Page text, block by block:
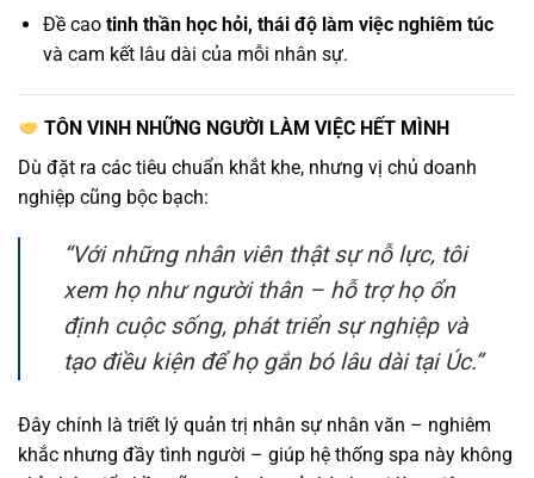
Đề cao tinh thần học hỏi, thái độ làm việc nghiêm túc
và cam kết lâu dài của mỗi nhân sự.
TÔN VINH NHỮNG NGƯỜI LÀM VIỆC HẾT MÌNH
Dù đặt ra các tiêu chuẩn khắt khe, nhưng vị chủ doanh
nghiệp cũng bộc bạch:
“Với những nhân viên thật sự nỗ lực, tôi
xem họ như người thân – hỗ trợ họ ổn
định cuộc sống, phát triển sự nghiệp và
tạo điều kiện để họ gắn bó lâu dài tại Úc.”
Đây chính là triết lý quản trị nhân sự nhân văn – nghiêm
khắc nhưng đầy tình người – giúp hệ thống spa này không